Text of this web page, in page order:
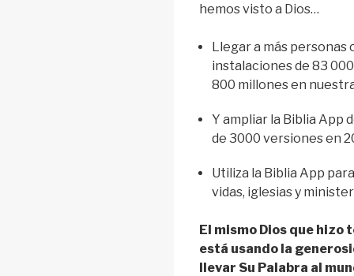
hemos visto a Dios…
Llegar a más personas
instalaciones de 83
800 millones en
Y ampliar la Biblia App
de 3000 versiones en
Utiliza la Biblia App
vidas, iglesias y
El mismo Dios que hizo
está usando la
llevar Su Palabra al